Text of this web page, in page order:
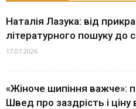
Наталія Лазука: від
літературного пошуку до
17.07.2026
«Жіноче шипіння важче»:
Швед про заздрість і ціну